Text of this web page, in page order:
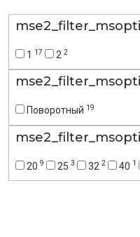
1 17 2 2
Поворотный 19
20 9 25 3 32 2 40 1